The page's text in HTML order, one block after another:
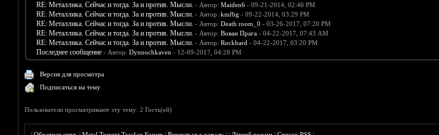
RE: Металлика. Сейчас и тогда. За и против. Мысли. - Автор: Maiden6- 09-21-2014, 02:46 PM
RE: Металлика. Сейчас и тогда. За и против. Мысли. - Автор: kmfbg - 09-22-2014, 03:29 PM
RE: Металлика. Сейчас и тогда. За и против. Мысли. - Автор: Death room_0 - 03-26-2017, 07:20 PM
RE: Металлика. Сейчас и тогда. За и против. Мысли. - Автор: Вован Прага- 04-22-2017, 07:43 AM
RE: Металлика. Сейчас и тогда. За и против. Мысли. - Автор: Rockhard - 04-22-2017, 03:20 PM
Последнее сообщение - Автор: Dynnochkaven - 12-09-2017, 04:28 PM
Версия для просмотра
Подписаться на тему
Пользователи просматривают эту тему: 2 Гость(ей)